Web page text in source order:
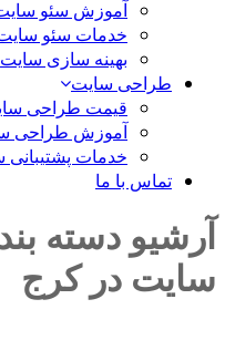
آموزش سئو
خدمات سئو
بهینه سازی سایت
طراحی سایت
قیمت طراحی
آموزش طراحی
خدمات پشتیبانی
تماس با ما
آرشیو دسته
سایت در کرج